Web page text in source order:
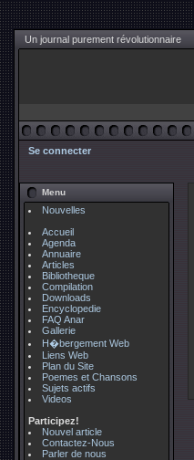
Un journal purement révolutionnaire
Se connecter
Menu
Nouvelles
Accueil
Agenda
Annuaire
Articles
Bibliotheque
Compilation
Downloads
Encyclopedie
FAQ Anar
Gallerie
H�bergement Web
Liens Web
Plan du Site
Poemes et Chansons
Sujets actifs
Videos
Participez!
Nouvel article
Contactez-Nous
Parler de nous